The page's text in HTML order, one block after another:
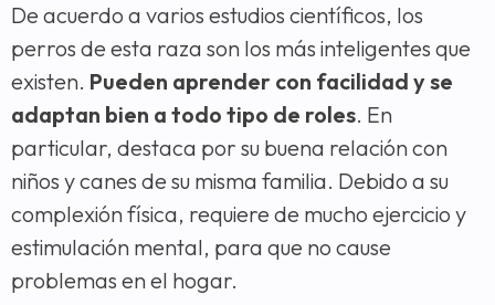
De acuerdo a varios estudios científicos, los
perros de esta raza son los más inteligentes que
existen. Pueden aprender con facilidad y se
adaptan bien a todo tipo de roles. En
particular, destaca por su buena relación con
niños y canes de su misma familia. Debido a su
complexión física, requiere de mucho ejercicio y
estimulación mental, para que no cause
problemas en el hogar.